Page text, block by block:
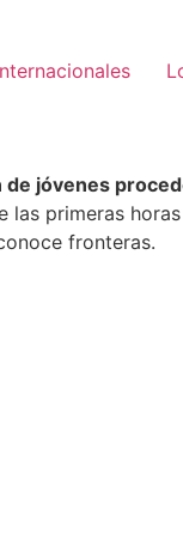
de jóvenes
las primeras
fronteras.